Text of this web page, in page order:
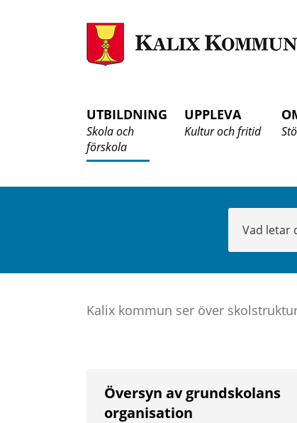
UTBILDNING
Skola och
förskola
UPPLEVA
Kultur och fritid
Kalix kommun ser över
Översyn av grundskolans
organisation